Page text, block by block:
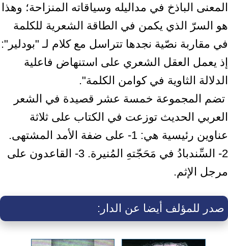
المعنى الباذخ في مداليله وسياقاته ‏المنزاحة؛ وهذا
هو السرّ الذي يكمن في الطاقة الشعرية للكلمة
في مقاربة نصّية نجدها ‏تتراسل مع كلام لـ "بودلير":
إذ يعمل العقل الشعري على استنهاض فاعلية
الدلالة الثاوية ‏في كوامن الكلمة".‏ ‎
‎ تضم المجموعة خمسة عشر قصيدة في الشعر
العربي الحديث توزعت في الكتاب على ‏ثلاثة
عناوين رئيسية هي: 1- على ضفة الأمد المشتهى.
2- السِّندبادُ في مَحَجّتهِ ‏المُنيرة. 3- القاعدون على
مرجل الإثم.‏
صدر للمؤلف أيضا عن الدار: